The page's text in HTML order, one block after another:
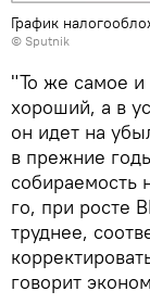
График
© Sputnik
"То же самое и
хороший, а в
он идет на
в прежние
собираемость
го, при росте
труднее,
говорит